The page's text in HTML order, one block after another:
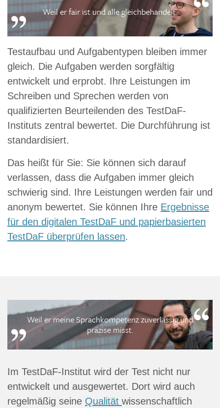
Weil er fair ist und alle gleichbehandelt.
Testaufbau und Aufgabentypen bleiben immer
gleich. Die Aufgaben werden sorgfältig
entwickelt und erprobt. Ihre Leistungen im
Schreiben und Sprechen werden von
qualifizierten Beurteilenden des TestDaF-
Instituts zentral bewertet. Die Durchführung ist
standardisiert.
Das heißt für Sie: Sie können sich darauf
verlassen, dass die Aufgaben immer gleich
schwierig sind. Ihre Leistungen werden fair und
anonym bewertet. Sie können Ihre Ergebnisse
für den digitalen TestDaF und papierbasierten
TestDaF überprüfen lassen.
Weil er meine Sprachkompetenz zuverlässig und
präzise misst.
Im TestDaF-Institut wird der Test nicht nur
entwickelt und ausgewertet. Dort wird auch
regelmäßig seine Qualität wissenschaftlich